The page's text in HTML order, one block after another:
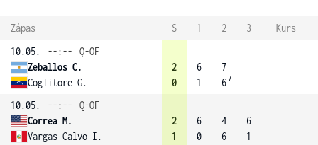
Zápas S 1 2 3
Kurs
10.05.
--:--
Q-OF
Zeballos C.
Coglitore G.
2
0
6
1
7
67
10.05. --:--
Q-OF
Correa M.
Vargas Calvo I.
2
1
6
0
4
6
6
1